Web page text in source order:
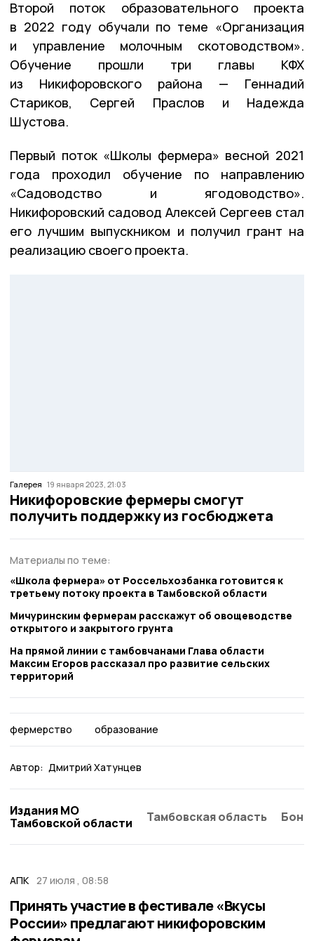
Второй поток образовательного проекта
в 2022 году обучали по теме «Организация
и управление молочным скотоводством».
Обучение прошли три главы КФХ
из Никифоровского района — Геннадий
Стариков, Сергей Праслов и Надежда
Шустова.
Первый поток «Школы фермера» весной 2021
года проходил обучение по направлению
«Садоводство и ягодоводство».
Никифоровский садовод Алексей Сергеев стал
его лучшим выпускником и получил грант на
реализацию своего проекта.
Галерея 19 января 2023, 21:03
Никифоровские фермеры смогут
получить поддержку из госбюджета
Материалы по теме:
«Школа фермера» от Россельхозбанка готовится к
третьему потоку проекта в Тамбовской области
Мичуринским фермерам расскажут об овощеводстве
открытого и закрытого грунта
На прямой линии с тамбовчанами Глава области
Максим Егоров рассказал про развитие сельских
территорий
фермерство образование
Автор: Дмитрий Хатунцев
Издания МО
Тамбовской области
Тамбовская область
АПК 27 июля , 08:58
Принять участие в фестивале «Вкусы
России» предлагают никифоровским